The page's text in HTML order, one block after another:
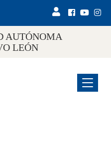
AUTÓNOMA
LEÓN
Menu